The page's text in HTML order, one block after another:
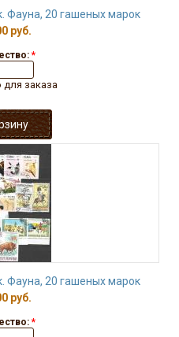
Фауна, 20 гашеных марок
руб.
*
для заказа
Фауна, 20 гашеных марок
руб.
*